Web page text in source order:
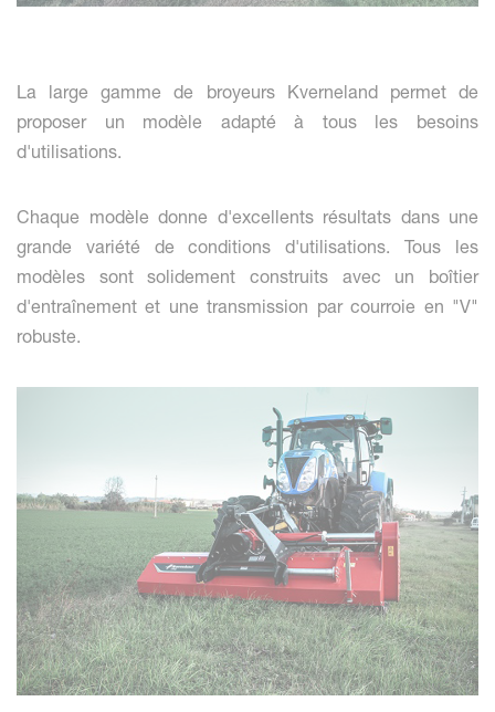
La large gamme de broyeurs Kverneland permet de
proposer un modèle adapté à tous les besoins
d'utilisations.
Chaque modèle donne d'excellents résultats dans une
grande variété de conditions d'utilisations. Tous les
modèles sont solidement construits avec un boîtier
d'entraînement et une transmission par courroie en "V"
robuste.